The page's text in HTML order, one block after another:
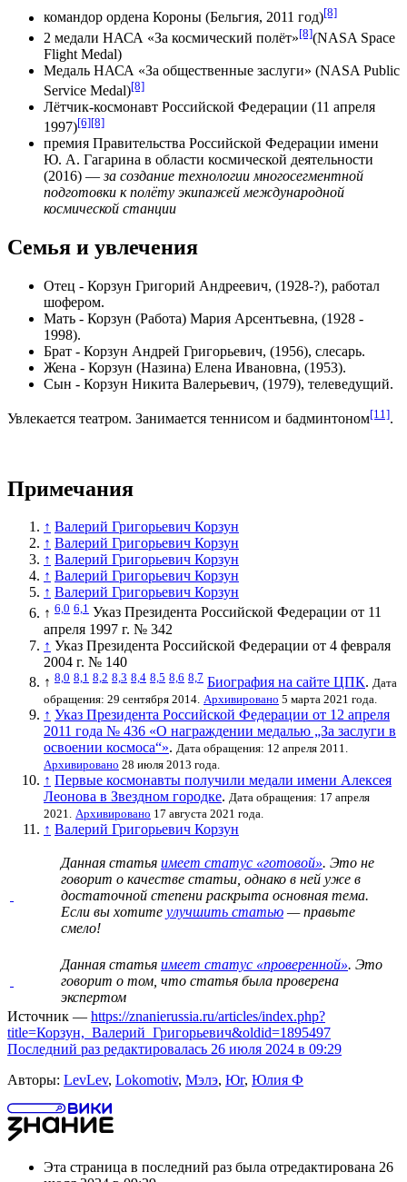
командор ордена Короны (Бельгия, 2011 год)[8]
2 медали НАСА «За космический полёт»[8](NASA Space
Flight Medal)
Медаль НАСА «За общественные заслуги» (NASA Public
Service Medal)[8]
Лётчик-космонавт Российской Федерации (11 апреля
1997)[6][8]
премия Правительства Российской Федерации имени
Ю. А. Гагарина в области космической деятельности
(2016) —за создание технологии многосегментной
подготовки к полёту экипажей международной
космической станции
Семья и увлечения
Отец - Корзун Григорий Андреевич, (1928-?), работал
шофером.
Мать - Корзун (Работа) Мария Арсентьевна, (1928 -
1998).
Брат - Корзун Андрей Григорьевич, (1956), слесарь.
Жена - Корзун (Назина) Елена Ивановна, (1953).
Сын - Корзун Никита Валерьевич, (1979), телеведущий.
Увлекается театром. Занимается теннисом и бадминтоном[11].
Примечания
↑ Валерий Григорьевич Корзун
↑ Валерий Григорьевич Корзун
↑ Валерий Григорьевич Корзун
↑ Валерий Григорьевич Корзун
↑ Валерий Григорьевич Корзун
↑ 6,0 6,1 Указ Президента Российской Федерации от 11
апреля 1997 г. № 342
↑ Указ Президента Российской Федерации от 4 февраля
2004 г. № 140
↑ 8,0 8,1 8,2 8,3 8,4 8,5 8,6 8,7 Биография на сайте ЦПК. Дата
обращения: 29 сентября 2014. Архивировано 5 марта 2021 года.
↑ Указ Президента Российской Федерации от 12 апреля
2011 года № 436 «О награждении медалью „За заслуги в
освоении космоса“». Дата обращения: 12 апреля 2011.
Архивировано 28 июля 2013 года.
↑ Первые космонавты получили медали имени Алексея
Леонова в Звездном городке. Дата обращения: 17 апреля
2021. Архивировано 17 августа 2021 года.
↑ Валерий Григорьевич Корзун
Данная статья имеет статус «готовой». Это не
говорит о качестве статьи , однако в ней уже в
достаточной степени раскрыта основная тема.
Если вы хотите улучшить статью — правьте
смело!
Данная статья имеет статус «проверенной». Это
говорит о том, что статья была проверена
экспертом
Источник — https://znanierussia.ru/articles/index.php?
title=Корзун,_Валерий_Григорьевич&oldid=1895497
Последний раз редактировалась 26 июля 2024 в 09:29
Авторы: LevLev, Lokomotiv, Мэлэ, Юг, Юлия Ф
Эта страница в последний раз была отредактирована 26